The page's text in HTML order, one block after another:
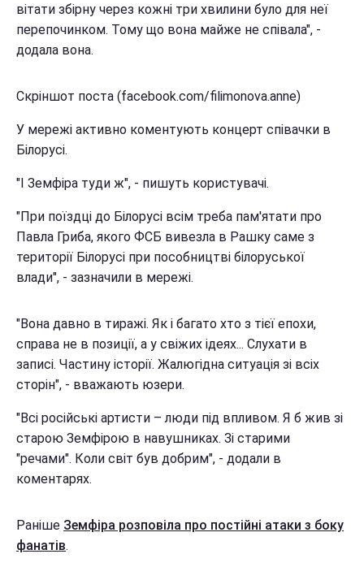
вітати збірну через кожні три хвилини було для неї
перепочинком. Тому що вона майже не співала", -
додала вона.
Скріншот поста (facebook.com/filimonova.anne)
У мережі активно коментують концерт співачки в
Білорусі.
"І Земфіра туди ж", - пишуть користувачі.
"При поїздці до Білорусі всім треба пам'ятати про
Павла Гриба, якого ФСБ вивезла в Рашку саме з
території Білорусі при пособництві білоруської
влади", - зазначили в мережі.
"Вона давно в тиражі. Як і багато хто з тієї епохи,
справа не в позиції, а у свіжих ідеях... Слухати в
записі. Частину історії. Жалюгідна ситуація зі всіх
сторін", - вважають юзери.
"Всі російські артисти – люди під впливом. Я б жив зі
старою Земфірою в навушниках. Зі старими
"речами". Коли світ був добрим", - додали в
коментарях.
Раніше Земфіра розповіла про постійні атаки з боку
фанатів.